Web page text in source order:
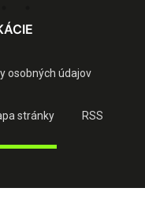
osobných údajov
stránky RSS